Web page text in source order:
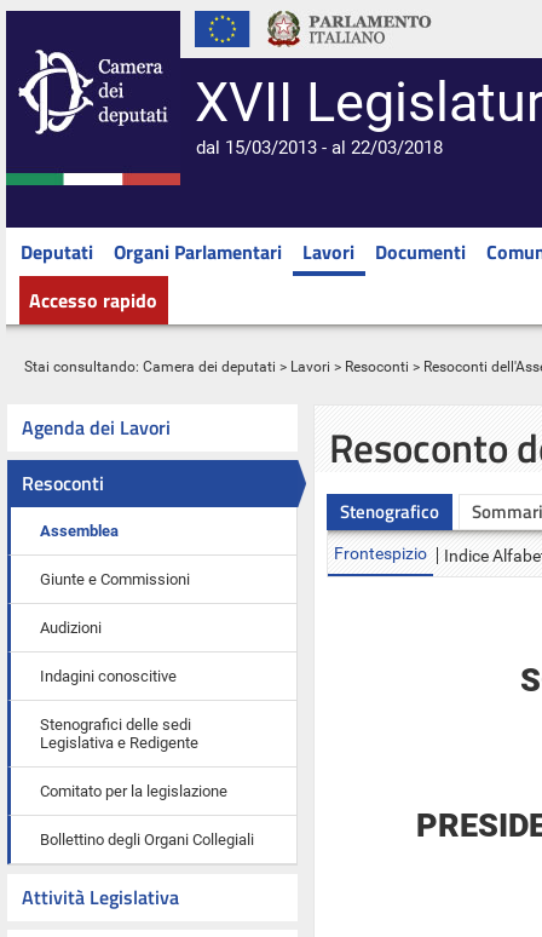
XVII
dal 15/03/2013 - al 22/03/2018
Deputati Organi Parlamentari Lavori Documenti
Accesso rapido
Stai consultando: Camera dei deputati > Lavori > Resoconti > Resoconti
Agenda dei Lavori
Resoconti
Assemblea
Giunte e Commissioni
Audizioni
Indagini conoscitive
Stenografici delle sedi
Legislativa e Redigente
Comitato per la legislazione
Bollettino degli Organi Collegiali
Attività Legislativa
Resoconto
Stenografico
Frontespizio Indice